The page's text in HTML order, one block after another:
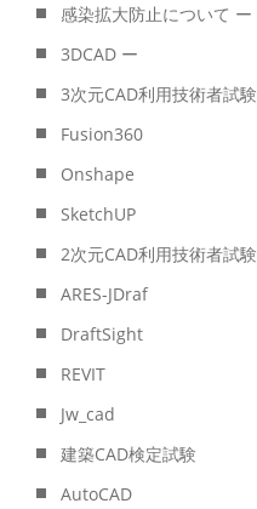
感染拡大防止について ー
3DCAD ー
3次元CAD利用技術者試験
Fusion360
Onshape
SketchUP
2次元CAD利用技術者試験
ARES-JDraf
DraftSight
REVIT
Jw_cad
建築CAD検定試験
AutoCAD